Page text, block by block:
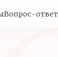
Вопрос-ответ